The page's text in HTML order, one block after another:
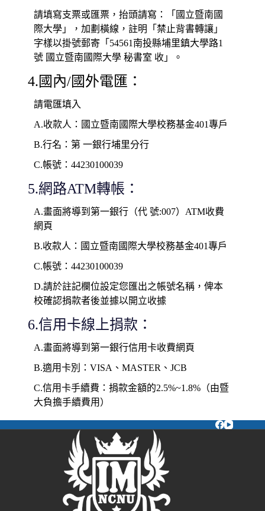
請填寫支票或匯票，抬頭請寫：「國立暨南國
際大學」，加劃橫線，註明「禁止背書轉讓」
字樣以掛號郵寄「54561南投縣埔里鎮大學路1
號 國立暨南國際大學 秘書室 收」。
4.國內/國外電匯：
請電匯填入
A.收款人：國立暨南國際大學校務基金401專戶
B.行名：第 一銀行埔里分行
C.帳號：44230100039
5.網路ATM轉帳：
A.畫面將導到第一銀行（代 號:007）ATM收費
網頁
B.收款人：國立暨南國際大學校務基金401專戶
C.帳號：44230100039
D.請於註記欄位設定您匯出之帳號名稱，俾本
校確認捐款者後並據以開立收據
6.信用卡線上捐款：
A.畫面將導到第一銀行信用卡收費網頁
B.適用卡別：VISA、MASTER、JCB
C.信用卡手續費：捐款金額的2.5%~1.8%（由暨
大負擔手續費用）